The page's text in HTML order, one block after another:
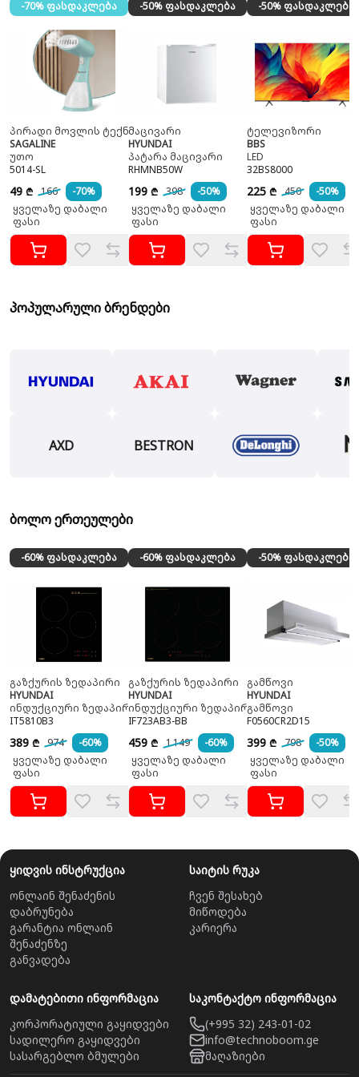
-70% ფასდაკლება
პირადი მოვლის ტექნიკა
SAGALINE
უთო
5014-SL
49 ₾ 166
-70%
ყველაზე დაბალი
ფასი
-50% ფასდაკლება
მაცივარი
HYUNDAI
პატარა მაცივარი
RHMNB50W
199 ₾ 398
-50%
ყველაზე დაბალი
ფასი
-50% ფასდაკლება
ტელევიზორი
BBS
LED
32BS8000
225 ₾ 450
-50%
ყველაზე დაბალი
ფასი
პოპულარული ბრენდები
AXD BESTRON
ბოლო ერთეულები
-60% ფასდაკლება
გაზქურის ზედაპირი
HYUNDAI
ინდუქციური ზედაპირი
IT5810B3
389 ₾ 974
-60%
ყველაზე დაბალი
ფასი
-60% ფასდაკლება
გაზქურის ზედაპირი
HYUNDAI
ინდუქციური ზედაპირი
IF723AB3-BB
459 ₾ 1 149
-60%
ყველაზე დაბალი
ფასი
-50% ფასდაკლება
გამწოვი
HYUNDAI
გამწოვი
F0560CR2D15
399 ₾ 798
-50%
ყველაზე დაბალი
ფასი
ყიდვის ინსტრუქცია
ონლაინ შენაძენის
დაბრუნება
გარანტია ონლაინ
შენაძენზე
განვადება
საიტის რუკა
ჩვენ შესახებ
მიწოდება
კარიერა
დამატებითი ინფორმაცია
კორპორატიული გაყიდვები
სადილერო გაყიდვები
სასარგებლო ბმულები
საკონტაქტო ინფორმაცია
(+995 32) 243-01-02
info@technoboom.ge
მაღაზიები